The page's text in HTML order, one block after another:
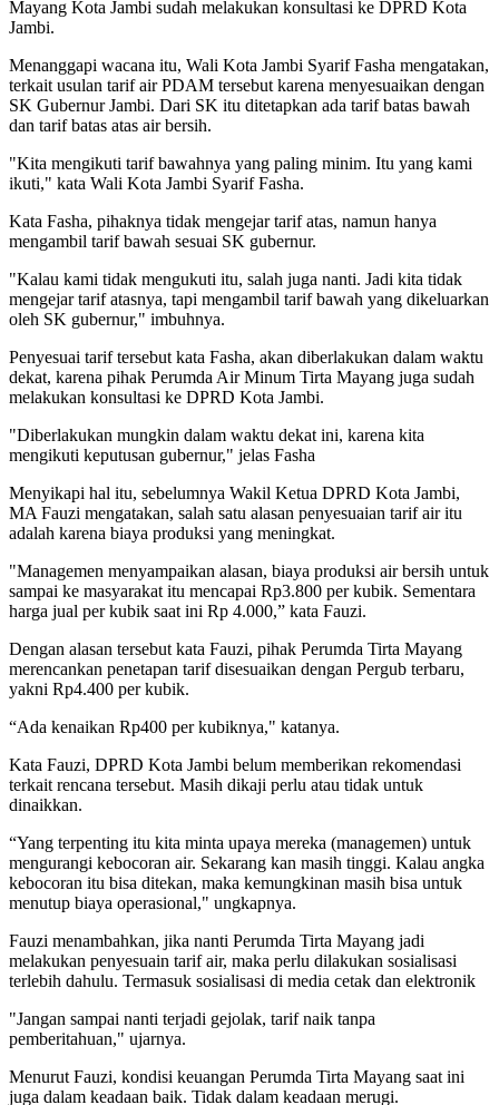
Mayang Kota Jambi sudah melakukan konsultasi ke DPRD Kota
Jambi.
Menanggapi wacana itu, Wali Kota Jambi Syarif Fasha mengatakan,
terkait usulan tarif air PDAM tersebut karena menyesuaikan dengan
SK Gubernur Jambi. Dari SK itu ditetapkan ada tarif batas bawah
dan tarif batas atas air bersih.
"Kita mengikuti tarif bawahnya yang paling minim. Itu yang kami
ikuti," kata Wali Kota Jambi Syarif Fasha.
Kata Fasha, pihaknya tidak mengejar tarif atas, namun hanya
mengambil tarif bawah sesuai SK gubernur.
"Kalau kami tidak mengukuti itu, salah juga nanti. Jadi kita tidak
mengejar tarif atasnya, tapi mengambil tarif bawah yang dikeluarkan
oleh SK gubernur," imbuhnya.
Penyesuai tarif tersebut kata Fasha, akan diberlakukan dalam waktu
dekat, karena pihak Perumda Air Minum Tirta Mayang juga sudah
melakukan konsultasi ke DPRD Kota Jambi.
"Diberlakukan mungkin dalam waktu dekat ini, karena kita
mengikuti keputusan gubernur," jelas Fasha
Menyikapi hal itu, sebelumnya Wakil Ketua DPRD Kota Jambi,
MA Fauzi mengatakan, salah satu alasan penyesuaian tarif air itu
adalah karena biaya produksi yang meningkat.
"Managemen menyampaikan alasan, biaya produksi air bersih untuk
sampai ke masyarakat itu mencapai Rp3.800 per kubik. Sementara
harga jual per kubik saat ini Rp 4.000,” kata Fauzi.
Dengan alasan tersebut kata Fauzi, pihak Perumda Tirta Mayang
merencankan penetapan tarif disesuaikan dengan Pergub terbaru,
yakni Rp4.400 per kubik.
“Ada kenaikan Rp400 per kubiknya," katanya.
Kata Fauzi, DPRD Kota Jambi belum memberikan rekomendasi
terkait rencana tersebut. Masih dikaji perlu atau tidak untuk
dinaikkan.
“Yang terpenting itu kita minta upaya mereka (managemen) untuk
mengurangi kebocoran air. Sekarang kan masih tinggi. Kalau angka
kebocoran itu bisa ditekan, maka kemungkinan masih bisa untuk
menutup biaya operasional," ungkapnya.
Fauzi menambahkan, jika nanti Perumda Tirta Mayang jadi
melakukan penyesuain tarif air, maka perlu dilakukan sosialisasi
terlebih dahulu. Termasuk sosialisasi di media cetak dan elektronik
"Jangan sampai nanti terjadi gejolak, tarif naik tanpa
pemberitahuan," ujarnya.
Menurut Fauzi, kondisi keuangan Perumda Tirta Mayang saat ini
juga dalam keadaan baik. Tidak dalam keadaan merugi.